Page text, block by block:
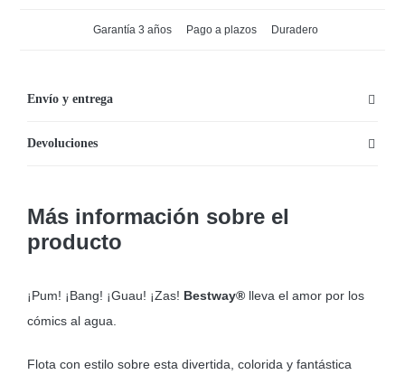
Garantía 3 años Pago a plazos Duradero
Envío y entrega
Devoluciones
Más información sobre el
producto
¡Pum! ¡Bang! ¡Guau! ¡Zas! Bestway®lleva el amor por los
cómics al agua.
Flota con estilo sobre esta divertida, colorida y fantástica